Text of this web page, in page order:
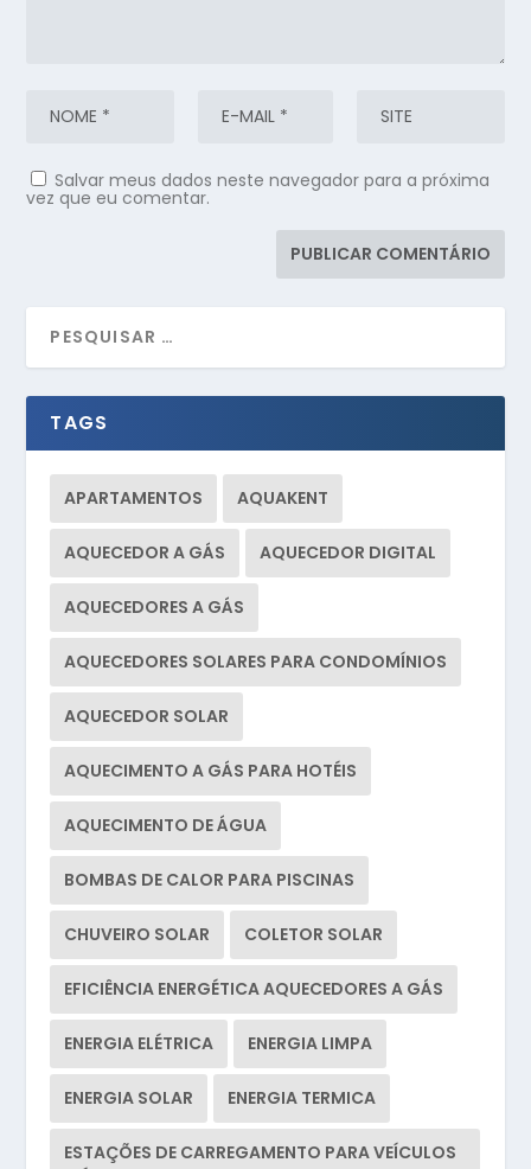
Salvar meus dados neste navegador para a próxima
vez que eu comentar.
TAGS
APARTAMENTOS AQUAKENT
AQUECEDOR A GÁS AQUECEDOR DIGITAL
AQUECEDORES A GÁS
AQUECEDORES SOLARES PARA CONDOMÍNIOS
AQUECEDOR SOLAR
AQUECIMENTO A GÁS PARA HOTÉIS
AQUECIMENTO DE ÁGUA
BOMBAS DE CALOR PARA PISCINAS
CHUVEIRO SOLAR COLETOR SOLAR
EFICIÊNCIA ENERGÉTICA AQUECEDORES A GÁS
ENERGIA ELÉTRICA ENERGIA LIMPA
ENERGIA SOLAR ENERGIA TERMICA
ESTAÇÕES DE CARREGAMENTO PARA VEÍCULOS